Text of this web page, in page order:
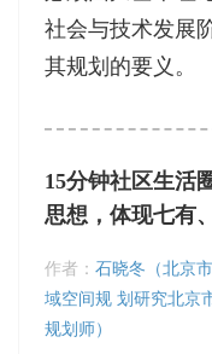
社会与技术发展
其规划的要义。
15分钟社区生活
思想，体现七有
作者： 石晓冬（北京
域空间规 划研究北京
规划师）